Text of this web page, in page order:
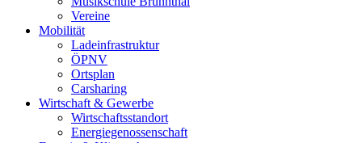
Vereine
Mobilität
Ladeinfrastruktur
ÖPNV
Ortsplan
Carsharing
Wirtschaft & Gewerbe
Wirtschaftsstandort
Energiegenossenschaft